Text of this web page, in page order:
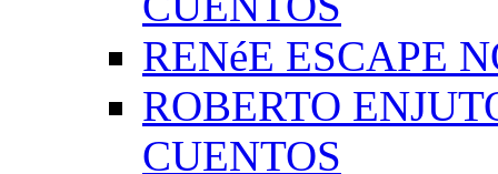
RENéE ESCAPE
ROBERTO
CUENTOS